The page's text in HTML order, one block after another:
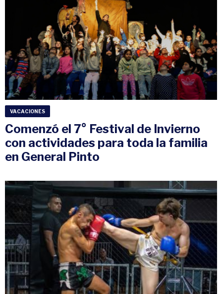
VACACIONES
Comenzó el 7° Festival de Invierno
con actividades para toda la familia
en General Pinto